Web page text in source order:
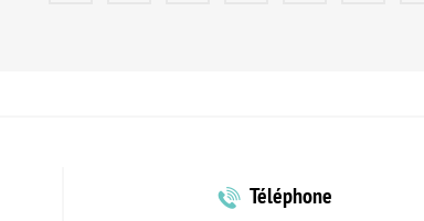
Téléphone